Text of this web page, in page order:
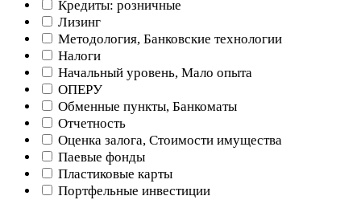
Кредиты: розничные
Лизинг
Методология, Банковские технологии
Налоги
Начальный уровень, Мало опыта
ОПЕРУ
Обменные пункты, Банкоматы
Отчетность
Оценка залога, Стоимости имущества
Паевые фонды
Пластиковые карты
Портфельные инвестиции